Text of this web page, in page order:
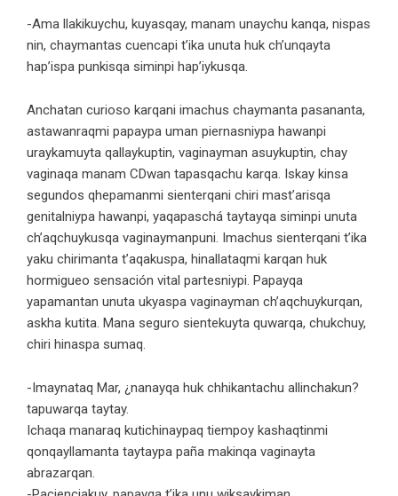
-Ama llakikuychu, kuyasqay, manam unaychu kanqa, nispas
nin, chaymantas cuencapi t’ika unuta huk ch’unqayta
hap’ispa punkisqa siminpi hap’iykusqa.
Anchatan curioso karqani imachus chaymanta pasananta,
astawanraqmi papaypa uman piernasniypa hawanpi
uraykamuyta qallaykuptin, vaginayman asuykuptin, chay
vaginaqa manam CDwan tapasqachu karqa. Iskay kinsa
segundos qhepamanmi sienterqani chiri mast’arisqa
genitalniypa hawanpi, yaqapaschá taytayqa siminpi unuta
ch’aqchuykusqa vaginaymanpuni. Imachus sienterqani t’ika
yaku chirimanta t’aqakuspa, hinallataqmi karqan huk
hormigueo sensación vital partesniypi. Papayqa
yapamantan unuta ukyaspa vaginayman ch’aqchuykurqan,
askha kutita. Mana seguro sientekuyta quwarqa, chukchuy,
chiri hinaspa sumaq.
-Imaynataq Mar, ¿nanayqa huk chhikantachu allinchakun?
tapuwarqa taytay.
Ichaqa manaraq kutichinaypaq tiempoy kashaqtinmi
qonqayllamanta taytaypa paña makinqa vaginayta
abrazarqan.